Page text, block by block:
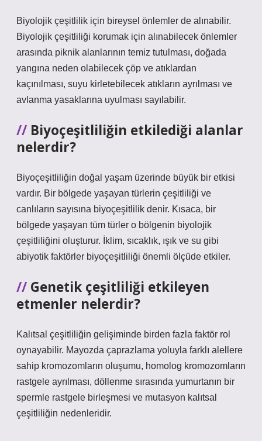
Biyolojik çeşitlilik için bireysel önlemler de alınabilir.
Biyolojik çeşitliliği korumak için alınabilecek önlemler
arasında piknik alanlarının temiz tutulması, doğada
yangına neden olabilecek çöp ve atıklardan
kaçınılması, suyu kirletebilecek atıkların ayrılması ve
avlanma yasaklarına uyulması sayılabilir.
Biyoçeşitliliğin etkilediği alanlar
nelerdir?
Biyoçeşitliliğin doğal yaşam üzerinde büyük bir etkisi
vardır. Bir bölgede yaşayan türlerin çeşitliliği ve
canlıların sayısına biyoçeşitlilik denir. Kısaca, bir
bölgede yaşayan tüm türler o bölgenin biyolojik
çeşitliliğini oluşturur. İklim, sıcaklık, ışık ve su gibi
abiyotik faktörler biyoçeşitliliği önemli ölçüde etkiler.
Genetik çeşitliliği etkileyen
etmenler nelerdir?
Kalıtsal çeşitliliğin gelişiminde birden fazla faktör rol
oynayabilir. Mayozda çaprazlama yoluyla farklı alellere
sahip kromozomların oluşumu, homolog kromozomların
rastgele ayrılması, döllenme sırasında yumurtanın bir
spermle rastgele birleşmesi ve mutasyon kalıtsal
çeşitliliğin nedenleridir.